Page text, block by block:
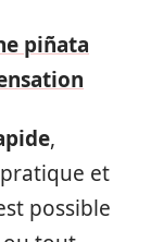
piñata
,
et
possible